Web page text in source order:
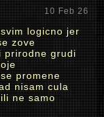
10 Feb 26
logicno jer
zove
prirodne grudi
promene
nisam cula
ne samo